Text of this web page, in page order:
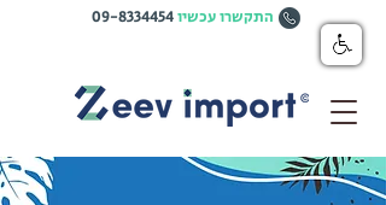
התקשרו עכשיו09-8334454